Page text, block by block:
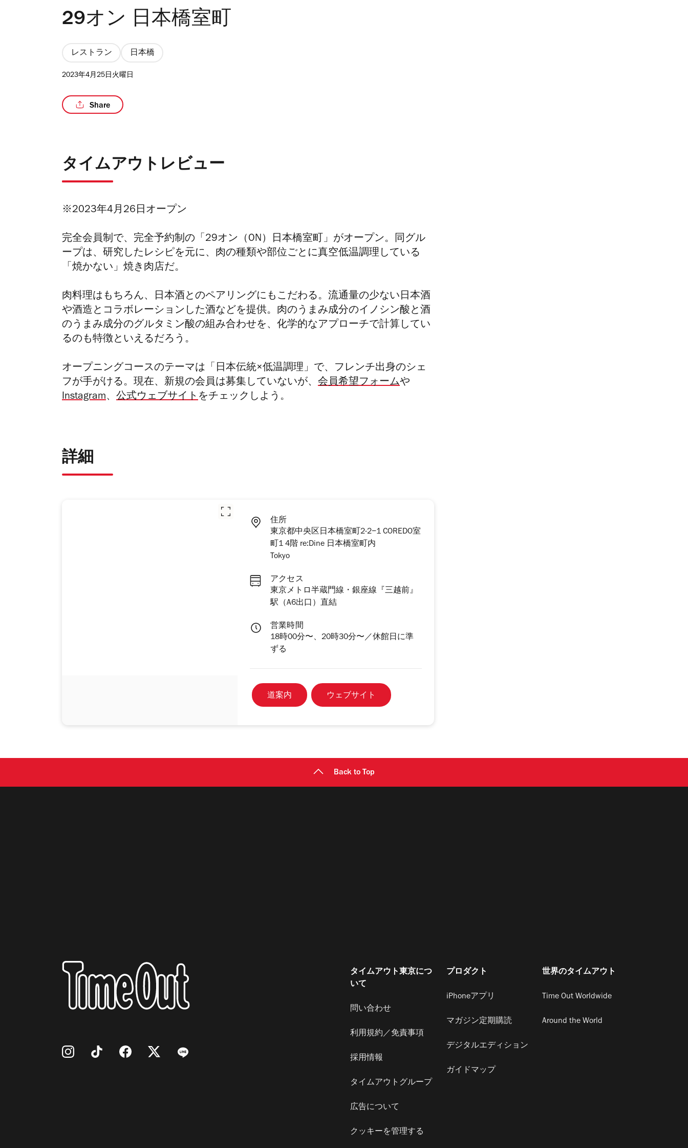
29オン 日本橋室町
レストラン 日本橋
2023年4月25日火曜日
Share
タイムアウトレビュー
※2023年4月26日オープン
完全会員制で、完全予約制の「29オン（ON）日本橋室町」がオープン。同グル
ープは、研究したレシピを元に、肉の種類や部位ごとに真空低温調理している
「焼かない」焼き肉店だ。
肉料理はもちろん、日本酒とのペアリングにもこだわる。流通量の少ない日本酒
や酒造とコラボレーションした酒などを提供。肉のうまみ成分のイノシン酸と酒
のうまみ成分のグルタミン酸の組み合わせを、化学的なアプローチで計算してい
るのも特徴といえるだろう。
オープニングコースのテーマは「日本伝統×低温調理」で、フレンチ出身のシェ
フが手がける。現在、新規の会員は募集していないが、 会員希望フォームや
Instagram、 公式ウェブサイトをチェックしよう。
詳細
住所
東京都中央区日本橋室町2-2−1 COREDO室
町1 4階 re:Dine 日本橋室町内
Tokyo
アクセス
東京メトロ半蔵門線・銀座線『三越前』
駅（A6出口）直結
営業時間
18時00分〜、20時30分〜／休館日に準
ずる
道案内 ウェブサイト
Back to Top
タイムアウト東京につ
いて
問い合わせ
利用規約／免責事項
採用情報
タイムアウトグループ
広告について
クッキーを管理する
プロダクト
iPhoneアプリ
マガジン定期購読
デジタルエディション
ガイドマップ
世界のタイムアウト
Time Out Worldwide
Around the World